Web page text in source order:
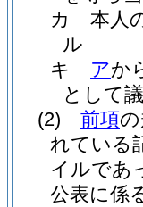
カ
本人
ル
キ
アか
として
(2)
前項
れている
イルであ
公表に係